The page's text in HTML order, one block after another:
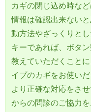
カギの閉じ込め時な
情報は確認出来ない
動方法やざっくりと
キーであれば、ボタ
教えていただくこと
イプのカギをお使い
より正確な対応をさ
からの問診のご協力を